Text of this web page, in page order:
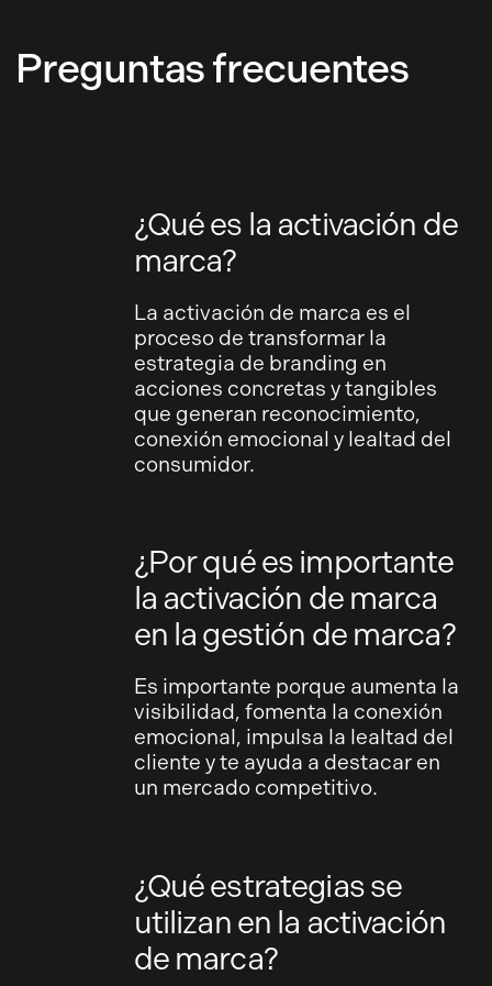
Preguntas frecuentes
¿Qué es la activación de
marca?
La activación de marca es el
proceso de transformar la
estrategia de branding en
acciones concretas y tangibles
que generan reconocimiento,
conexión emocional y lealtad del
consumidor.
¿Por qué es importante
la activación de marca
en la gestión de marca?
Es importante porque aumenta la
visibilidad, fomenta la conexión
emocional, impulsa la lealtad del
cliente y te ayuda a destacar en
un mercado competitivo.
¿Qué estrategias se
utilizan en la activación
de marca?